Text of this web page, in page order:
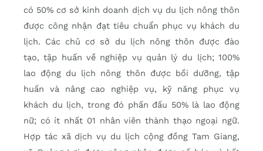
có 50% cơ sở kinh doanh dịch vụ du lịch nông thôn
được công nhận đạt tiêu chuẩn phục vụ khách du
lịch. Các chủ cơ sở du lịch nông thôn được đào
tạo, tập huấn về nghiệp vụ quản lý du lịch; 100%
lao động du lịch nông thôn được bồi dưỡng, tập
huấn và nâng cao nghiệp vụ, kỹ năng phục vụ
khách du lịch, trong đó phấn đấu 50% là lao động
nữ; có ít nhất 01 nhân viên thành thạo ngoại ngữ.
Hợp tác xã dịch vụ du lịch cộng đồng Tam Giang,